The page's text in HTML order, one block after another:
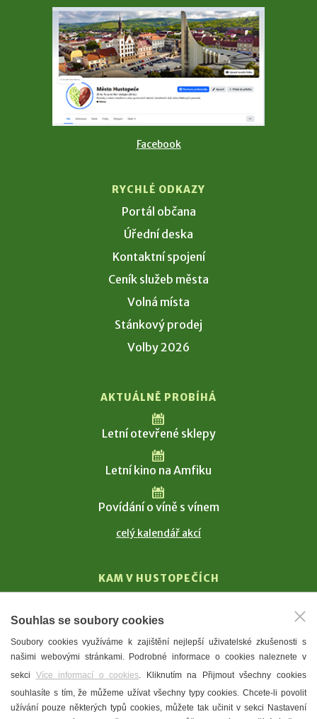
Facebook
RYCHLÉ ODKAZY
Portál občana
Úřední deska
Kontaktní spojení
Ceník služeb města
Volná místa
Stánkový prodej
Volby 2026
AKTUÁLNĚ PROBÍHÁ
Letní otevřené sklepy
Letní kino na Amfiku
Povídání o víně s vínem
celý kalendář akcí
KAM V HUSTOPEČÍCH
T. G. Masaryk
Mandloně
Ubytování
Restaurace
Městské muzeum a galerie
Souhlas se soubory cookies
Soubory cookies využíváme k zajištění nejlepší uživatelské zkušenosti s
našimi webovými stránkami. Podrobné informace o cookies naleznete v
sekci Více informací o cookies. Kliknutím na Přijmout všechny cookies
souhlasíte s tím, že můžeme užívat všechny typy cookies. Chcete-li povolit
užívání pouze některých typů cookies, můžete tak učinit v sekci Nastavení